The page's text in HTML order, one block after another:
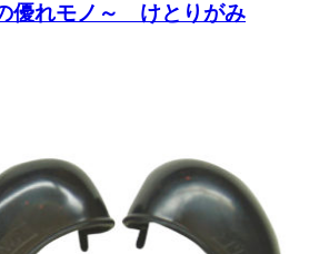
優れモノ～ けとりがみ